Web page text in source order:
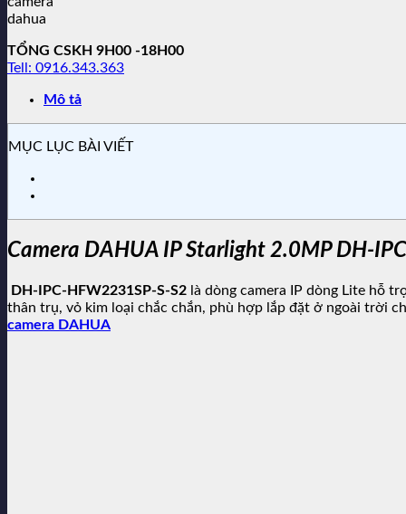
TỔNG CSKH 9H00 -18H00
Tell: 0916.343.363
Mô tả
MỤC LỤC BÀI VIẾT
Camera DAHUA IP Starlight 2.0MP DH-
DH-IPC-HFW2231SP-S-S2 là dòng camera IP dòng Lite hỗ
thân trụ, vỏ kim loại chắc chắn, phù hợp lắp đặt ở ngoài trời
camera DAHUA